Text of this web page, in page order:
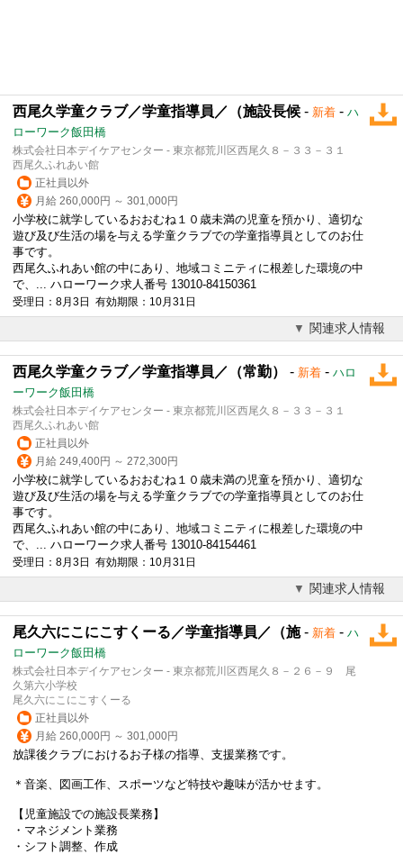
西尾久学童クラブ／学童指導員／（施設長候 - 新着 - ハ
ローワーク飯田橋
株式会社日本デイケアセンター - 東京都荒川区西尾久８－３３－３１
西尾久ふれあい館
正社員以外
月給 260,000円 ～ 301,000円
小学校に就学しているおおむね１０歳未満の児童を預かり、適切な
遊び及び生活の場を与える学童クラブでの学童指導員としてのお仕
事です。
西尾久ふれあい館の中にあり、地域コミニティに根差した環境の中
で、... ハローワーク求人番号 13010-84150361
受理日：8月3日 有効期限：10月31日
関連求人情報
西尾久学童クラブ／学童指導員／（常勤） - 新着 - ハロ
ーワーク飯田橋
株式会社日本デイケアセンター - 東京都荒川区西尾久８－３３－３１
西尾久ふれあい館
正社員以外
月給 249,400円 ～ 272,300円
小学校に就学しているおおむね１０歳未満の児童を預かり、適切な
遊び及び生活の場を与える学童クラブでの学童指導員としてのお仕
事です。
西尾久ふれあい館の中にあり、地域コミニティに根差した環境の中
で、... ハローワーク求人番号 13010-84154461
受理日：8月3日 有効期限：10月31日
関連求人情報
尾久六にこにこすくーる／学童指導員／（施- 新着 - ハ
ローワーク飯田橋
株式会社日本デイケアセンター - 東京都荒川区西尾久８－２６－９ 尾
久第六小学校
尾久六にこにこすくーる
正社員以外
月給 260,000円 ～ 301,000円
放課後クラブにおけるお子様の指導、支援業務です。
＊音楽、図画工作、スポーツなど特技や趣味が活かせます。
【児童施設での施設長業務】
・マネジメント業務
・シフト調整、作成